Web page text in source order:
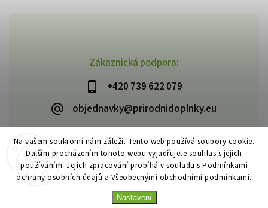
Na vašem soukromí nám záleží. Tento web používá soubory cookie.
Dalším procházením tohoto webu vyjadřujete souhlas s jejich
používáním. Jejich zpracování probíhá v souladu s Podmínkami
ochrany osobních údajů a Všeobecnými obchodními podmínkami.
Nastavení
Zákaznická podpora:
+420 739 622 079
objednavky@prirodnidoplnky.eu
Copyright 2026VIA NATURAE. Všechna práva vyhrazena.
Upravit nastavení cookies
VytvořilShoptet| Design